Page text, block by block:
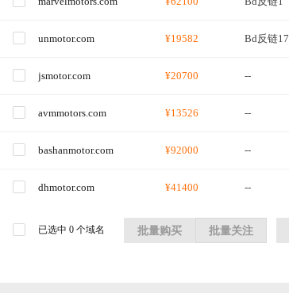
unmotor.com ¥19582 Bd反链17
jsmotor.com ¥20700 --
avmmotors.com ¥13526 --
bashanmotor.com ¥92000 --
dhmotor.com ¥41400 --
已选中 0 个域名 批量购买 批量关注